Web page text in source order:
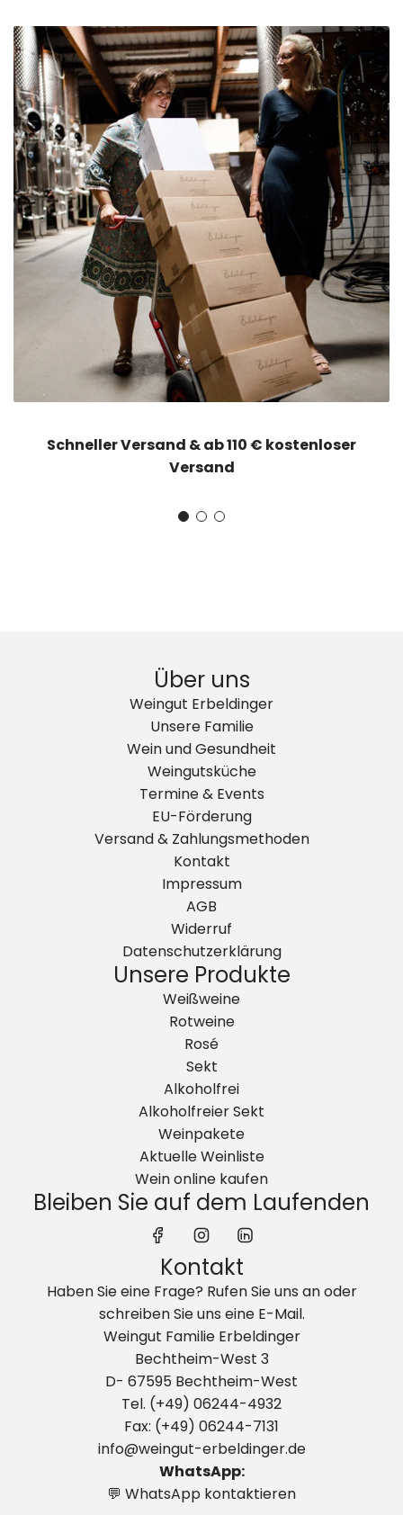
Schneller Versand & ab 110 € kostenloser
Versand
Über uns
Weingut Erbeldinger
Unsere Familie
Wein und Gesundheit
Weingutsküche
Termine & Events
EU-Förderung
Versand & Zahlungsmethoden
Kontakt
Impressum
AGB
Widerruf
Datenschutzerklärung
Unsere Produkte
Weißweine
Rotweine
Rosé
Sekt
Alkoholfrei
Alkoholfreier Sekt
Weinpakete
Aktuelle Weinliste
Wein online kaufen
Bleiben Sie auf dem Laufenden
Kontakt
Haben Sie eine Frage? Rufen Sie uns an oder
schreiben Sie uns eine E-Mail.
Weingut Familie Erbeldinger
Bechtheim-West 3
D- 67595 Bechtheim-West
Tel. (+49) 06244-4932
Fax: (+49) 06244-7131
info@weingut-erbeldinger.de
WhatsApp:
💬 WhatsApp kontaktieren